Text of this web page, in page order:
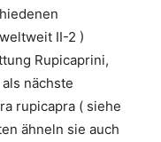
II-2 )
Rupicaprini,
nächste
rupicapra ( siehe
ähneln sie auch